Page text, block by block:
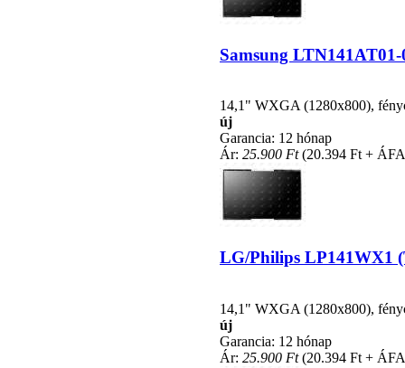
Samsung
14,1" WXGA (1280x800),
új
Garancia: 12 hónap
Ár: 25.900 Ft(20.394 Ft +
LG/Philips LP141WX1
14,1" WXGA (1280x800),
új
Garancia: 12 hónap
Ár: 25.900 Ft(20.394 Ft +